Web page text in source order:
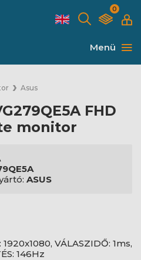
0
Menü
Asus
FHD
monitor
ASUS
VÁLASZIDŐ: 1ms,
146Hz